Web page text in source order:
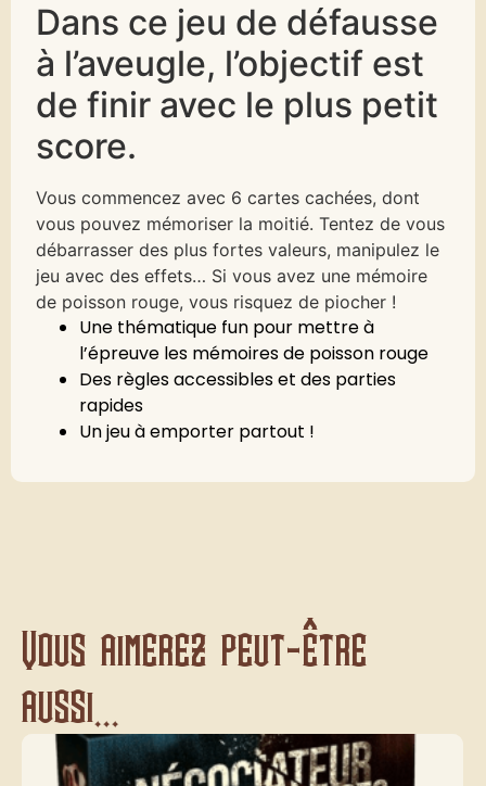
Dans ce jeu de défausse
à l’aveugle, l’objectif est
de finir avec le plus petit
score.
Vous commencez avec 6 cartes cachées, dont
vous pouvez mémoriser la moitié. Tentez de vous
débarrasser des plus fortes valeurs, manipulez le
jeu avec des effets… Si vous avez une mémoire
de poisson rouge, vous risquez de piocher !
Une thématique fun pour mettre à
l’épreuve les mémoires de poisson rouge
Des règles accessibles et des parties
rapides
Un jeu à emporter partout !
Vous aimerez peut-être
aussi...